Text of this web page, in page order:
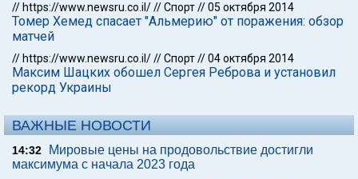
// https://www.newsru.co.il///Спорт//05 октября 2014
Томер Хемед спасает "Альмерию" от поражения: обзор
матчей
// https://www.newsru.co.il///Спорт//04 октября 2014
Максим Шацких обошел Сергея Реброва и установил
рекорд Украины
ВАЖНЫЕ НОВОСТИ
14:32
Мировые цены на продовольствие достигли
максимума с начала 2023 года